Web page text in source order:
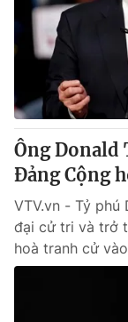
Ông Donald
Đảng Cộng
VTV.vn - Tỷ phú
đại cử tri và trở
hoà tranh cử